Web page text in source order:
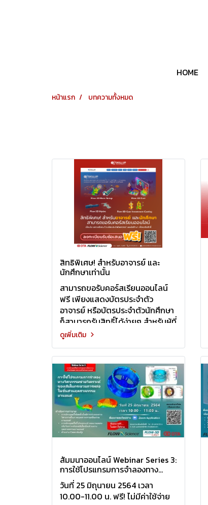
HOME
หน้าแรก บทความทั้งหมด
สิทธิพิเศษ! สำหรับอาจารย์ และ
นักศึกษาเท่านั้น
สามารถขอรับคอร์สเรียนออนไลน์
ฟรี เพียงแสดงบัตรประจำตัว
อาจารย์ หรือบัตรประจำตัวนักศึกษา
ก็สามารถรับสิทธิ์ได้ง่ายๆ สำหรับผู้ที่
สนใจ อ่านเพิ่มเติม
ดูเพิ่มเติม
สัมมนาออนไลน์ Webinar Series 3:
การใช้โปรแกรมการจำลองทาง
วิศวกรรมช่วยวิเคราะห์ของเสียใน
กระบวนการหล่อในชิ้นส่วน
อุตสาหกรรม
วันที่ 25 มิถุนายน 2564 เวลา
10.00-11.00 น. ฟรี! ไม่มีค่าใช้จ่าย